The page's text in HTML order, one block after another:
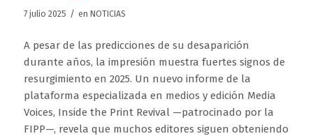
7 julio 2025 / en NOTICIAS
A pesar de las predicciones de su desaparición
durante años, la impresión muestra fuertes signos de
resurgimiento en 2025. Un nuevo informe de la
plataforma especializada en medios y edición Media
Voices, Inside the Print Revival—patrocinado por la
FIPP—, revela que muchos editores siguen obteniendo